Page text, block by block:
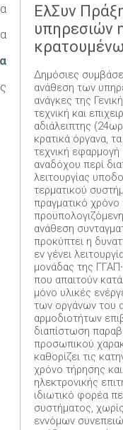
ΕλΣυν
υπηρεσιών
Δημόσιες
ανάθεση των
ανάγκες της
τεχνική και
αδιάλειπτης
κρατικά όργανα,
τεχνική
αναδόχου περί
λειτουργίας
τερματικού
πραγματικό
ανάθεση
προκύπτει η
εν γένει
μονάδας της
που απαιτούν
μόνο υλικές
των οργάνων του
αρμοδιοτήτων
διαπίστωση
προσωπικού
καθορίζει τις
χρόνο τήρησης
ηλεκτρονικής
ιδιωτικό φορέα
συστήματος,
εννόμων